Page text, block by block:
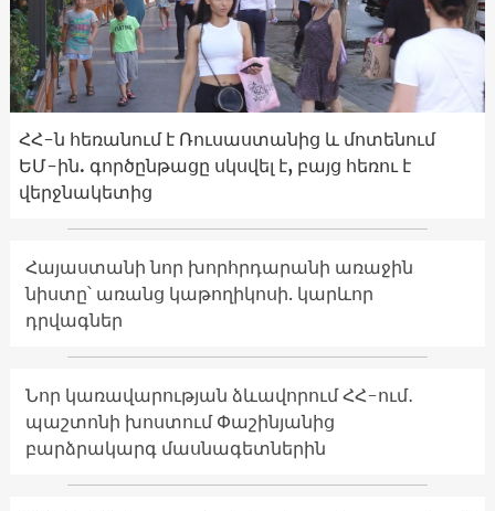
ՀՀ-ն հեռանում է Ռուսաստանից և մոտենում
ԵՄ-ին. գործընթացը սկսվել է, բայց հեռու է
վերջնակետից
Հայաստանի նոր խորհրդարանի առաջին
նիստը՝ առանց կաթողիկոսի. կարևոր
դրվագներ
Նոր կառավարության ձևավորում ՀՀ-ում․
պաշտոնի խոստում Փաշինյանից
բարձրակարգ մասնագետներին